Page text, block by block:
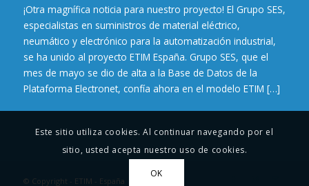
¡Otra magnífica noticia para nuestro proyecto! El Grupo SES,
especialistas en suministros de material eléctrico,
neumático y electrónico para la automatización industrial,
se ha unido al proyecto ETIM España. Grupo SES, que el
mes de mayo se dio de alta a la Base de Datos de la
Plataforma Electronet, confía ahora en el modelo ETIM […]
© Copyright - ETIM - España
Este sitio utiliza cookies. Al continuar navegando por el
sitio, usted acepta nuestro uso de cookies.
OK